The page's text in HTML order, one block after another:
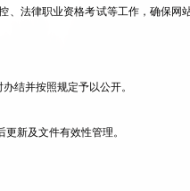
法律职业资格考试等工作，确保网
办结并按照规定予以公开。
新及文件有效性管理。